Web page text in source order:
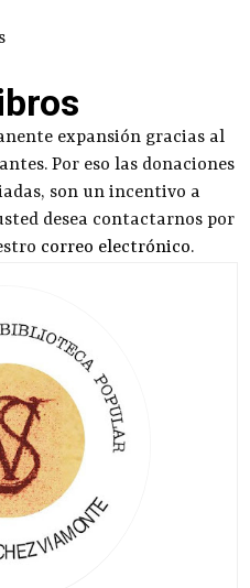
expansión gracias al
Por eso las donaciones
son un incentivo a
desea contactarnos por
correo electrónico.